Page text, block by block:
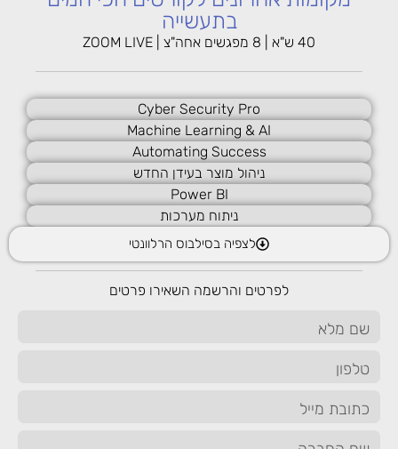
4
5
Version control and team collaboration
6
Architecture
7
8
בתעשייה
40 ש"א | 8 מפגשים אחה"צ | ZOOM LIVE
Cyber Security Pro
Machine Learning & AI
Automating Success
ניהול מוצר בעידן החדש
Power BI
ניתוח מערכות
לצפיה בסילבוס הרלוונטי
לפרטים והרשמה השאירו פרטים